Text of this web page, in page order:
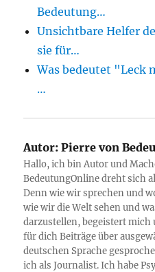
Bedeutung…
Unsichtbare Helfer
sie für…
Was bedeutet "Leck
…
Autor: Pierre von
Hallo, ich bin Autor und
BedeutungOnline dreht sich
Denn wie wir sprechen und
wie wir die Welt sehen und
darzustellen, begeistert mich
für dich Beiträge über
deutschen Sprache
ich als Journalist. Ich habe